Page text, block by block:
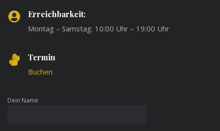
Erreichbarkeit:
Montag – Samstag: 10:00 Uhr – 19:00 Uhr
Termin
Buchen
Dein Name